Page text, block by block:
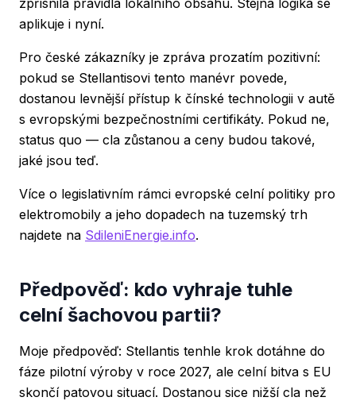
zpřísnila pravidla lokálního obsahu. Stejná logika se
aplikuje i nyní.
Pro české zákazníky je zpráva prozatím pozitivní:
pokud se Stellantisovi tento manévr povede,
dostanou levnější přístup k čínské technologii v autě
s evropskými bezpečnostními certifikáty. Pokud ne,
status quo — cla zůstanou a ceny budou takové,
jaké jsou teď.
Více o legislativním rámci evropské celní politiky pro
elektromobily a jeho dopadech na tuzemský trh
najdete na SdileniEnergie.info.
Předpověď: kdo vyhraje tuhle
celní šachovou partii?
Moje předpověď: Stellantis tenhle krok dotáhne do
fáze pilotní výroby v roce 2027, ale celní bitva s EU
skončí patovou situací. Dostanou sice nižší cla než